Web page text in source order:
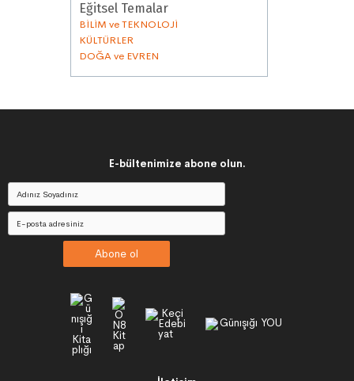
Eğitsel Temalar
BİLİM ve TEKNOLOJİ
KÜLTÜRLER
DOĞA ve EVREN
E-bültenimize abone olun.
Abone ol